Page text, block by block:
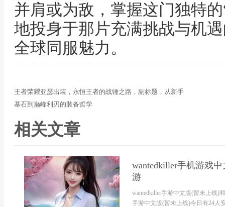
并肩或为敌，掌握这门独特
地投身于那片充满挑战与机
全球同服魅力。
王者荣耀亚瑟出装，永恒王者的战锤之路，副标题，从新手
基石到巅峰利刃的装备哲学
相关文章
wantedkiller手机游戏
游
wantedkiller手游中文版(暂未上线)
手游中文版(暂未上线)今日有24人